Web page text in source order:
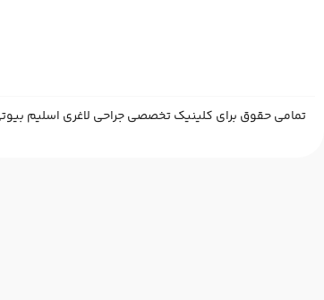
تمامی حقوق برای کلینیک تخصصی جراحی لاغری اسلیم